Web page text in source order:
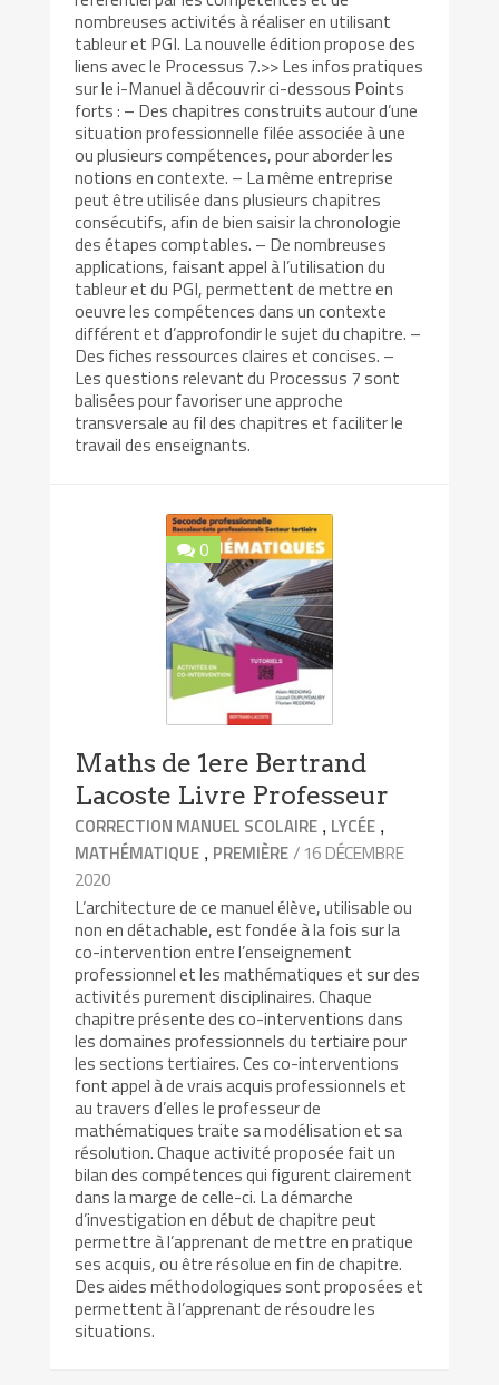
nombreuses activités à réaliser en utilisant
tableur et PGI. La nouvelle édition propose des
liens avec le Processus 7.>> Les infos pratiques
sur le i-Manuel à découvrir ci-dessous Points
forts : – Des chapitres construits autour d’une
situation professionnelle filée associée à une
ou plusieurs compétences, pour aborder les
notions en contexte. – La même entreprise
peut être utilisée dans plusieurs chapitres
consécutifs, afin de bien saisir la chronologie
des étapes comptables. – De nombreuses
applications, faisant appel à l’utilisation du
tableur et du PGI, permettent de mettre en
oeuvre les compétences dans un contexte
différent et d’approfondir le sujet du chapitre. –
Des fiches ressources claires et concises. –
Les questions relevant du Processus 7 sont
balisées pour favoriser une approche
transversale au fil des chapitres et faciliter le
travail des enseignants.
0
Maths de 1ere Bertrand
Lacoste Livre Professeur
CORRECTION MANUEL SCOLAIRE , LYCÉE ,
MATHÉMATIQUE , PREMIÈRE/ 16 DÉCEMBRE
2020
L’architecture de ce manuel élève, utilisable ou
non en détachable, est fondée à la fois sur la
co-intervention entre l’enseignement
professionnel et les mathématiques et sur des
activités purement disciplinaires. Chaque
chapitre présente des co-interventions dans
les domaines professionnels du tertiaire pour
les sections tertiaires. Ces co-interventions
font appel à de vrais acquis professionnels et
au travers d’elles le professeur de
mathématiques traite sa modélisation et sa
résolution. Chaque activité proposée fait un
bilan des compétences qui figurent clairement
dans la marge de celle-ci. La démarche
d’investigation en début de chapitre peut
permettre à l’apprenant de mettre en pratique
ses acquis, ou être résolue en fin de chapitre.
Des aides méthodologiques sont proposées et
permettent à l’apprenant de résoudre les
situations.